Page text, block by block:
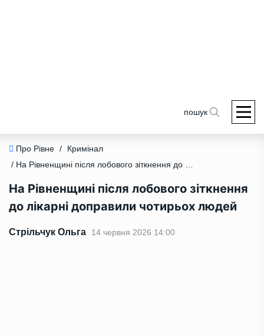
пошук
Про Рівне /
Кримінал
/ На Рівненщині після лобового зіткнення до лікарні доправили чотирьох людей
На Рівненщині після лобового зіткнення
до лікарні доправили чотирьох людей
Стрільчук Ольга 14 червня 2026 14:00